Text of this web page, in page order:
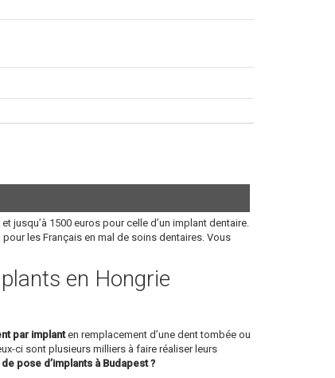
et jusqu’à 1500 euros pour celle d’un implant dentaire.
les Français en mal de soins dentaires. Vous
en Hongrie
par implanten remplacement d’une dent tombée ou
ci sont plusieurs milliers à faire réaliser leurs
pose d’implants à Budapest ?